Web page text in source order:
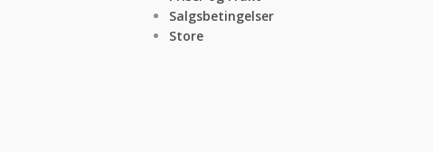
Salgsbetingelser
Store